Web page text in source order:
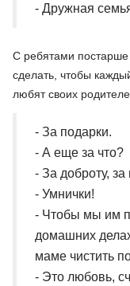
- Дружная
С ребятами
сделать, чтобы
любят своих
- За подарки.
- А еще за что?
- За доброту,
- Умнички!
- Чтобы мы им
домашних
маме чистить
- Это любовь,